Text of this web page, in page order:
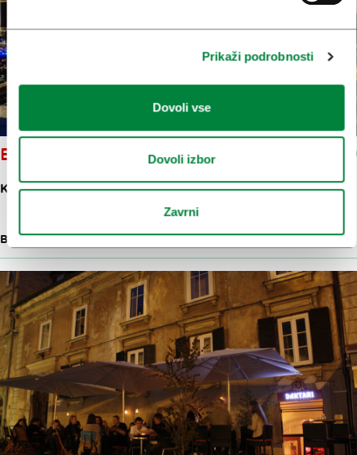
Prikaži podrobnosti
Dovoli vse
Dovoli izbor
Zavrni
BAR KLJUKEC
KREKOV TRG 8
BARI, PIVNICE IN VINOTEKE 17 M